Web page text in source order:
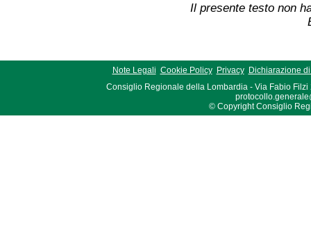
Il presente testo non
Note Legali Cookie Policy Privacy
Dichiarazione
Consiglio Regionale della Lombardia - Via Fabio Filzi
© Copyright Consiglio